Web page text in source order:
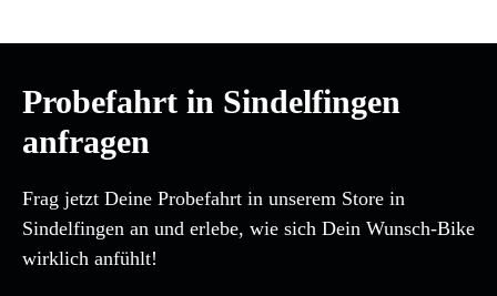
Probefahrt in Sindelfingen
anfragen
Frag jetzt Deine Probefahrt in unserem Store in
Sindelfingen an und erlebe, wie sich Dein Wunsch-Bike
wirklich anfühlt!